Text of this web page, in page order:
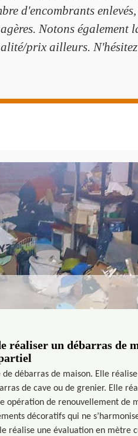
d'encombrants
Notons
prix ailleurs.
réaliser un débarras de
débarras de maison. Elle
de cave ou de grenier. Elle
opération de renouvellement de
décoratifs qui ne
réalise une évaluation en mètre